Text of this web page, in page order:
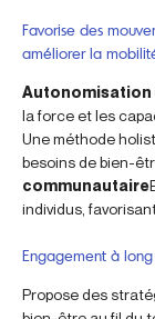
Favorise des
améliorer la
Autonomisation
la force et les
Une méthode
besoins de bien-
communautaire
individus,
Engagement à
Propose des